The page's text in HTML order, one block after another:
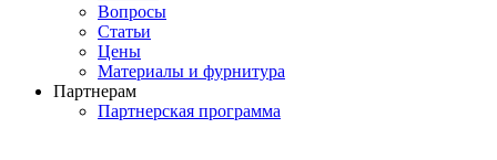
Вопросы
Статьи
Цены
Материалы и фурнитура
Партнерам
Партнерская программа